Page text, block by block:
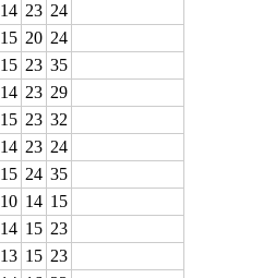
14 23 24
15 20 24
15 23 35
14 23 29
15 23 32
14 23 24
15 24 35
10 14 15
14 15 23
13 15 23